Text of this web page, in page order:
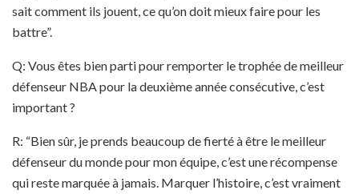
sait comment ils jouent, ce qu’on doit mieux faire pour les
battre”.
Q: Vous êtes bien parti pour remporter le trophée de meilleur
défenseur NBA pour la deuxième année consécutive, c’est
important ?
R: “Bien sûr, je prends beaucoup de fierté à être le meilleur
défenseur du monde pour mon équipe, c’est une récompense
qui reste marquée à jamais. Marquer l’histoire, c’est vraiment